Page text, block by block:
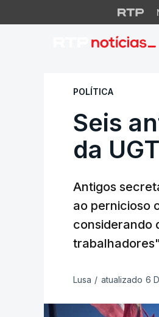
Seis
POLÍTICA
Seis
da
Antigos
ao pernicioso
considerando
Lusa / atualizado 6